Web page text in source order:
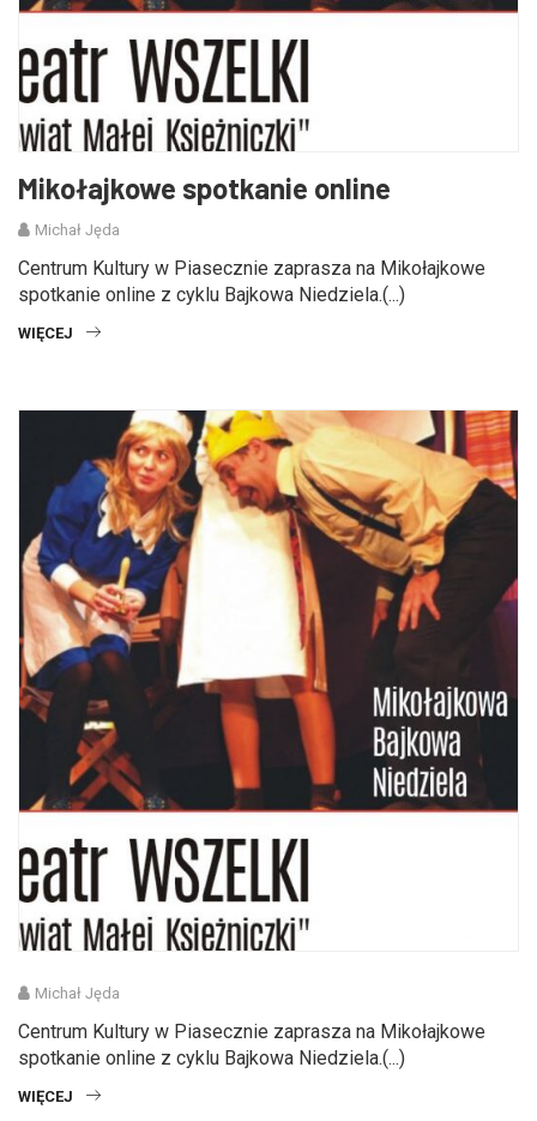
Mikołajkowe spotkanie online
Michał Jęda
Centrum Kultury w Piasecznie zaprasza na Mikołajkowe
spotkanie online z cyklu Bajkowa Niedziela.(...)
WIĘCEJ
Michał Jęda
Centrum Kultury w Piasecznie zaprasza na Mikołajkowe
spotkanie online z cyklu Bajkowa Niedziela.(...)
WIĘCEJ